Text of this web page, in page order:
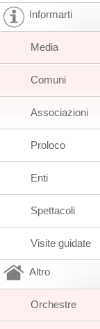
Informarti
Media
Comuni
Associazioni
Proloco
Enti
Spettacoli
Visite guidate
Altro
Orchestre